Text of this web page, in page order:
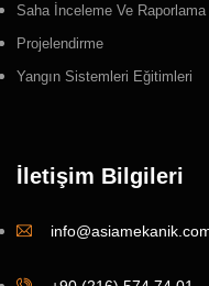
Saha İnceleme Ve Raporlama
Projelendirme
Yangın Sistemleri Eğitimleri
İletişim Bilgileri